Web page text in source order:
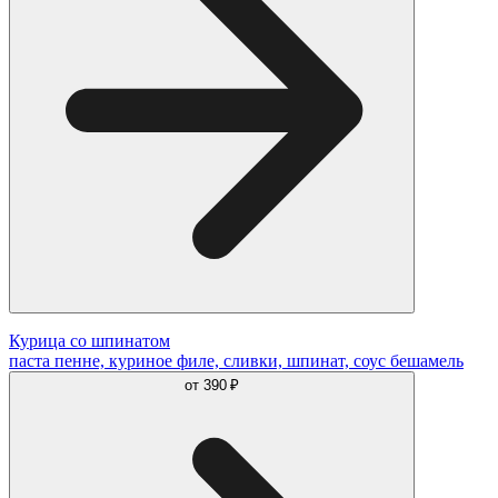
Курица со шпинатом
паста пенне, куриное филе, сливки, шпинат, соус бешамель
от 390 ₽